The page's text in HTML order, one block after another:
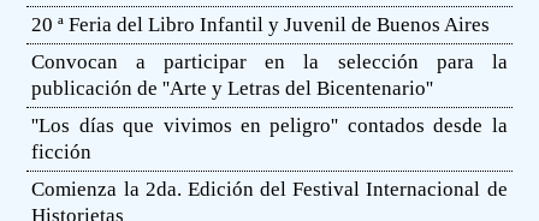
20 ª Feria del Libro Infantil y Juvenil de Buenos Aires
Convocan a participar en la selección para la
publicación de ''Arte y Letras del Bicentenario''
''Los días que vivimos en peligro'' contados desde la
ficción
Comienza la 2da. Edición del Festival Internacional de
Historietas